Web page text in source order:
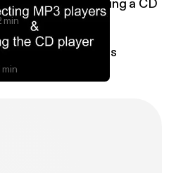
MP3 & Playing a CD
min
Microphones
min